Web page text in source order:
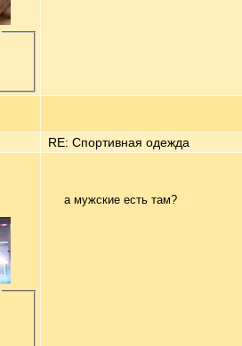
RE: Спортивная одежда
а мужские есть там?